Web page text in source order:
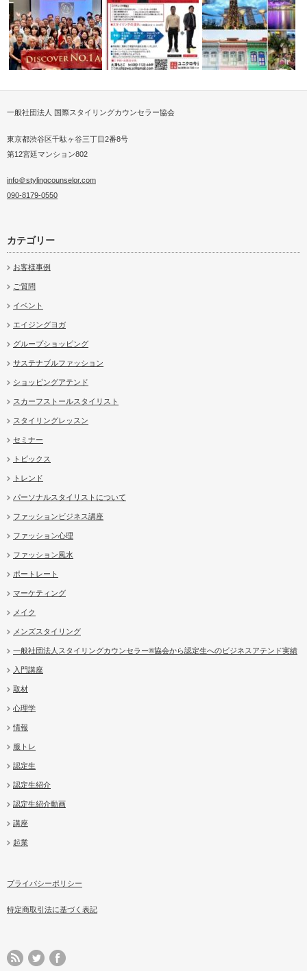
信！
コンテスト…
専属スタイリストプラン
一般社団法人 国際スタイリングカウンセラー協会
東京都渋谷区千駄ヶ谷三丁目2番8号
第12宮廷マンション802
info＠stylingcounselor.com
090-8179-0550
カテゴリー
お客様事例
ご質問
イベント
エイジングヨガ
グループショッピング
サステナブルファッション
ショッピングアテンド
スカーフストールスタイリスト
スタイリングレッスン
セミナー
トピックス
トレンド
パーソナルスタイリストについて
ファッションビジネス講座
ファッション心理
ファッション風水
ポートレート
マーケティング
メイク
メンズスタイリング
一般社団法人スタイリングカウンセラー®協会から認定生へのビジネスアテンド実績
入門講座
取材
心理学
情報
服トレ
認定生
認定生紹介
認定生紹介動画
講座
起業
プライバシーポリシー
特定商取引法に基づく表記